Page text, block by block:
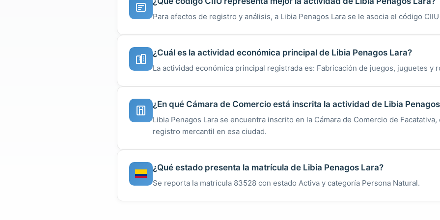
Para efectos de registro y análisis, a Libia Penagos Lara se le asocia el código
¿Cuál es la actividad económica principal de Libia Penagos Lara?
La actividad económica principal registrada es: Fabricación de juegos, juguetes y
¿En qué Cámara de Comercio está inscrita la actividad de Libia
Libia Penagos Lara se encuentra inscrito en la Cámara de Comercio de
registro mercantil en esa ciudad.
¿Qué estado presenta la matrícula de Libia Penagos Lara?
Se reporta la matrícula 83528 con estado Activa y categoría Persona Natural.